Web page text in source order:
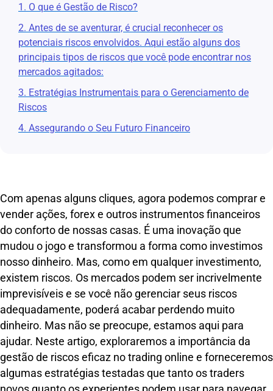
1. O que é Gestão de Risco?
2. Antes de se aventurar, é crucial reconhecer os
potenciais riscos envolvidos. Aqui estão alguns dos
principais tipos de riscos que você pode encontrar nos
mercados agitados:
3. Estratégias Instrumentais para o Gerenciamento de
Riscos
4. Assegurando o Seu Futuro Financeiro
Com apenas alguns cliques, agora podemos comprar e
vender ações, forex e outros instrumentos financeiros
do conforto de nossas casas. É uma inovação que
mudou o jogo e transformou a forma como investimos
nosso dinheiro. Mas, como em qualquer investimento,
existem riscos. Os mercados podem ser incrivelmente
imprevisíveis e se você não gerenciar seus riscos
adequadamente, poderá acabar perdendo muito
dinheiro. Mas não se preocupe, estamos aqui para
ajudar. Neste artigo, exploraremos a importância da
gestão de riscos eficaz no trading online e forneceremos
algumas estratégias testadas que tanto os traders